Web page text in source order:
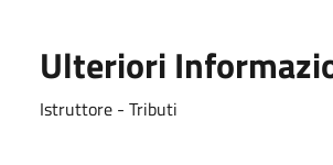
Ulteriori
Istruttore - Tributi